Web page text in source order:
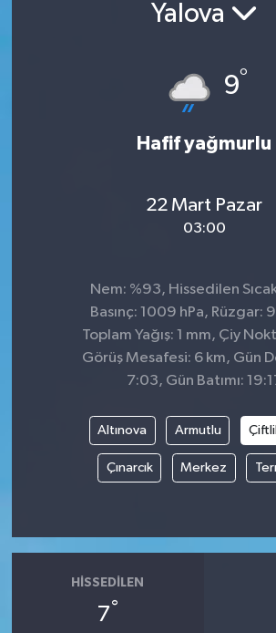
Yalova
9°
Hafif yağmurlu
22 Mart Pazar
03:00
Nem: %93, Hissedilen
Basınç: 1009 hPa, Rüzgar:
Toplam Yağış: 1 mm, Çiy
Görüş Mesafesi: 6 km, Gün
7:03, Gün Batımı:
Altınova Armutlu
Çınarcık Merkez
HISSEDILEN
7°